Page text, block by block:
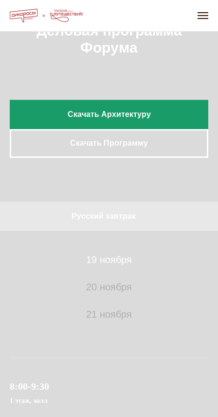
Деловая программа
Форума
Скачать Архитектуру
Скачать Программу
19 ноября
20 ноября
21 ноября
8:00-9:30
1 этаж, холл